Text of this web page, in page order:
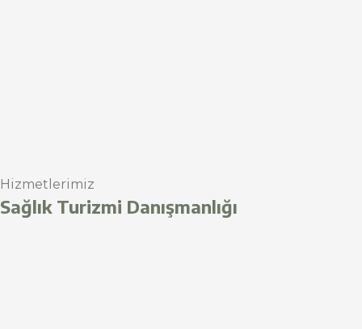
Hizmetlerimiz
Sağlık Turizmi Danışmanlığı